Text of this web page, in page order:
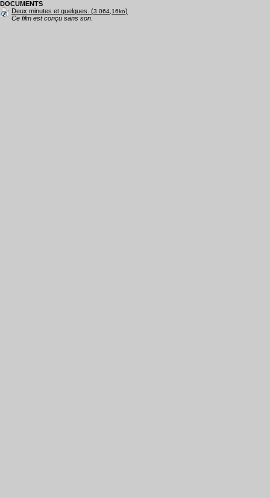
DOCUMENTS
Deux minutes et quelques. (3 064,16ko)
Ce film est conçu sans son.